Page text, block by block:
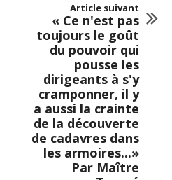
Article suivant
« Ce n'est pas
toujours le goût
du pouvoir qui
pousse les
dirigeants à s'y
cramponner, il y
a aussi la crainte
de la découverte
de cadavres dans
les armoires...»
Par Maître